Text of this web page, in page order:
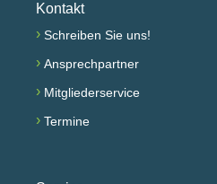
Kontakt
› Schreiben Sie uns!
› Ansprechpartner
› Mitgliederservice
› Termine